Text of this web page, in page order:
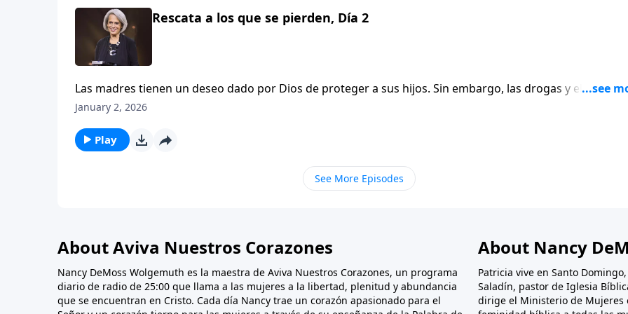
Rescata a los que se pierden, Día 2
Las madres tienen un deseo dado por Dios de proteger a sus hijos. Sin embargo, las drogas y el alcohol
pueden afectar el discernimiento y comportamiento de una madre de maneras muy dañinas. Cuando
de Aviva Nuestros Corazones.
January 2, 2026
Play
See More Episodes
About Aviva Nuestros Corazones
Nancy DeMoss Wolgemuth es la maestra de Aviva Nuestros Corazones, un programa
diario de radio de 25:00 que llama a las mujeres a la libertad, plenitud y abundancia
que se encuentran en Cristo. Cada día Nancy trae un corazón apasionado para el
About Nancy
Patricia vive en Santo
Saladín, pastor de Iglesia
dirige el Ministerio de Mujeres